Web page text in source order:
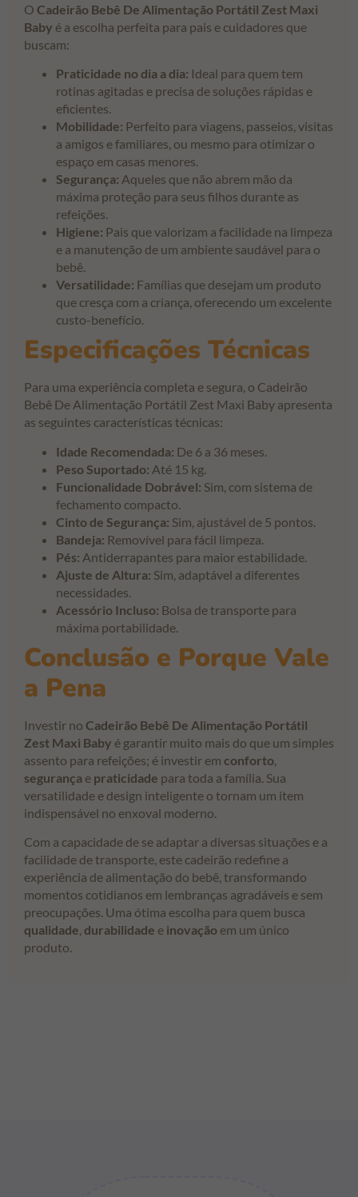
O Cadeirão Bebê De Alimentação Portátil Zest Maxi
Baby é a escolha perfeita para pais e cuidadores que
buscam:
Praticidade no dia a dia: Ideal para quem tem
rotinas agitadas e precisa de soluções rápidas e
eficientes.
Mobilidade: Perfeito para viagens, passeios, visitas
a amigos e familiares, ou mesmo para otimizar o
espaço em casas menores.
Segurança: Aqueles que não abrem mão da
máxima proteção para seus filhos durante as
refeições.
Higiene: Pais que valorizam a facilidade na limpeza
e a manutenção de um ambiente saudável para o
bebê.
Versatilidade: Famílias que desejam um produto
que cresça com a criança, oferecendo um excelente
custo-benefício.
Especificações Técnicas
Para uma experiência completa e segura, o Cadeirão
Bebê De Alimentação Portátil Zest Maxi Baby apresenta
as seguintes características técnicas:
Idade Recomendada: De 6 a 36 meses.
Peso Suportado: Até 15 kg.
Funcionalidade Dobrável: Sim, com sistema de
fechamento compacto.
Cinto de Segurança: Sim, ajustável de 5 pontos.
Bandeja: Removível para fácil limpeza.
Pés: Antiderrapantes para maior estabilidade.
Ajuste de Altura: Sim, adaptável a diferentes
necessidades.
Acessório Incluso: Bolsa de transporte para
máxima portabilidade.
Conclusão e Porque Vale
a Pena
Investir no Cadeirão Bebê De Alimentação Portátil
Zest Maxi Baby é garantir muito mais do que um simples
assento para refeições; é investir em conforto
segurança e praticidade para toda a família. Sua
versatilidade e design inteligente o tornam um item
indispensável no enxoval moderno.
Com a capacidade de se adaptar a diversas situações e a
facilidade de transporte, este cadeirão redefine a
experiência de alimentação do bebê, transformando
momentos cotidianos em lembranças agradáveis e sem
preocupações. Uma ótima escolha para quem busca
qualidade, durabilidade e inovação em um único
produto.